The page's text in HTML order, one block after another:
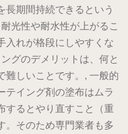
長期間持続できるという
光性や耐水性が上がるこ
入れが格段にしやすくな
グのデメリットは、何と
難しいことです。, 一般的
テイング剤の塗布はムラ
するとやり直すこと（重
。そのため専門業者も多